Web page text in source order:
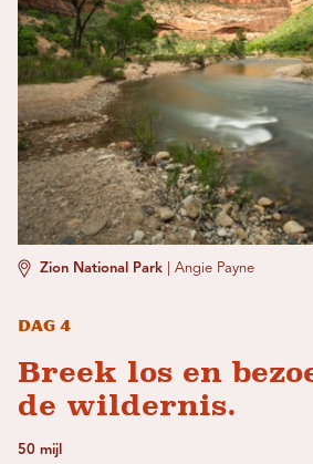
Zion National Park Angie Payne
Dag 4
Breek los en
de wildernis.
50 mijl